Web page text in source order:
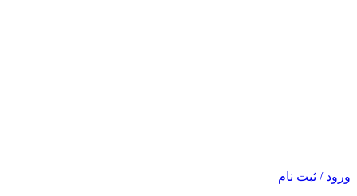
ورود / ثبت نام